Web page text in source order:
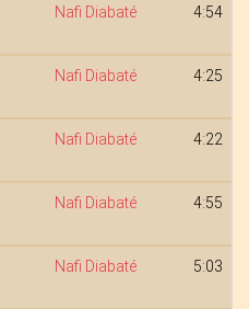
Nafi Diabaté 4:54
Nafi Diabaté 4:25
Nafi Diabaté 4:22
Nafi Diabaté 4:55
Nafi Diabaté 5:03